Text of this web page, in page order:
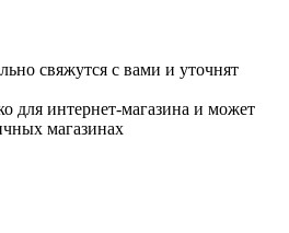
свяжутся с вами и уточнят
для интернет-магазина и может
магазинах